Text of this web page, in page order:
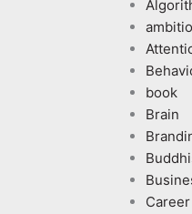
book
Brain
Career